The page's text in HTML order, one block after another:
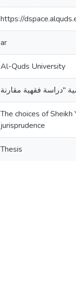
https://
ar
Al-Quds University
The choices of
jurisprudence
Thesis